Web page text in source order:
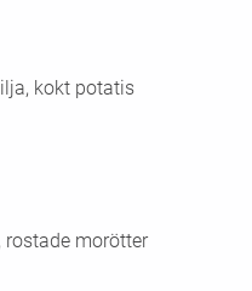
kokt potatis
rostade morötter